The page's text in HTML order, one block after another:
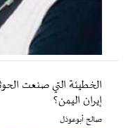
الخطيئة التي صنعت
إيران اليمن؟
صالح أبوعوذل